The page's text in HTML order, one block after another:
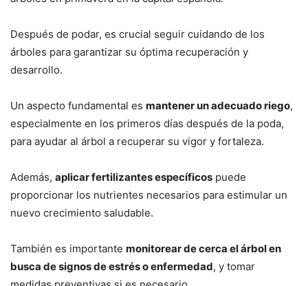
Después de podar, es crucial seguir cuidando de los
árboles para garantizar su óptima recuperación y
desarrollo.
Un aspecto fundamental es mantener un adecuado riego,
especialmente en los primeros días después de la poda,
para ayudar al árbol a recuperar su vigor y fortaleza.
Además, aplicar fertilizantes específicos puede
proporcionar los nutrientes necesarios para estimular un
nuevo crecimiento saludable.
También es importante monitorear de cerca el árbol en
busca de signos de estrés o enfermedad, y tomar